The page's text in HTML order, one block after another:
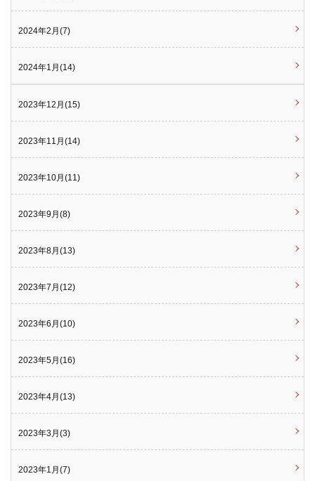
2024年2月(7)
2024年1月(14)
2023年12月(15)
2023年11月(14)
2023年10月(11)
2023年9月(8)
2023年8月(13)
2023年7月(12)
2023年6月(10)
2023年5月(16)
2023年4月(13)
2023年3月(3)
2023年1月(7)